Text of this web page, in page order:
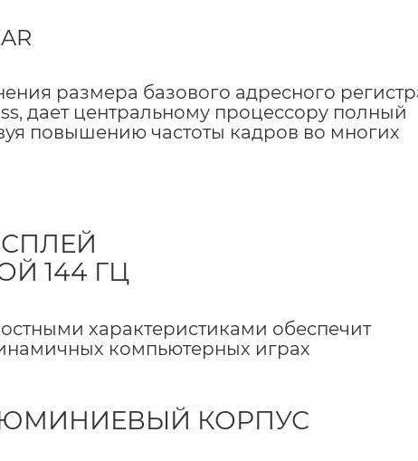
размера базового адресного
дает центральному процессору полный
повышению частоты кадров во многих
144 ГЦ
характеристиками обеспечит
компьютерных играх
КОРПУС